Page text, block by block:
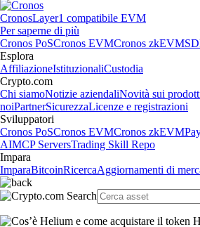
CronosLayer1 compatibile EVM
Per saperne di più
Cronos PoSCronos EVMCronos zkEVM
Esplora
AffiliazioneIstituzionaliCustodia
Crypto.com
Chi siamoNotizie aziendaliNovità sui
noiPartnerSicurezzaLicenze e registrazioni
Sviluppatori
Cronos PoSCronos EVMCronos zkEVM
AIMCP ServersTrading Skill Repo
Impara
ImparaBitcoinRicercaAggiornamenti di